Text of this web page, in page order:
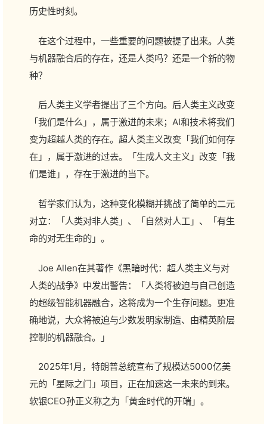
历史性时刻。
在这个过程中，一些重要的问题被提了出来。人类
与机器融合后的存在，还是人类吗？还是一个新的物
种？
后人类主义学者提出了三个方向。后人类主义改变
「我们是什么」，属于激进的未来；AI和技术将我们
变为超越人类的存在。超人类主义改变「我们如何存
在」，属于激进的过去。「生成人文主义」改变「我
们是谁」，存在于激进的当下。
哲学家们认为，这种变化模糊并挑战了简单的二元
对立：「人类对非人类」、「自然对人工」、「有生
命的对无生命的」。
Joe Allen在其著作《黑暗时代：超人类主义与对
人类的战争》中发出警告：「人类将被迫与自己创造
的超级智能机器融合，这将成为一个生存问题。更准
确地说，大众将被迫与少数发明家制造、由精英阶层
控制的机器融合。」
2025年1月，特朗普总统宣布了规模达5000亿美
元的「星际之门」项目，正在加速这一未来的到来。
软银CEO孙正义称之为「黄金时代的开端」。